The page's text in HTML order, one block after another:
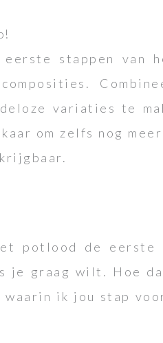
stappen van
variaties te
om zelfs nog
potlood de eerste
je graag wilt. Hoe
ik jou stap